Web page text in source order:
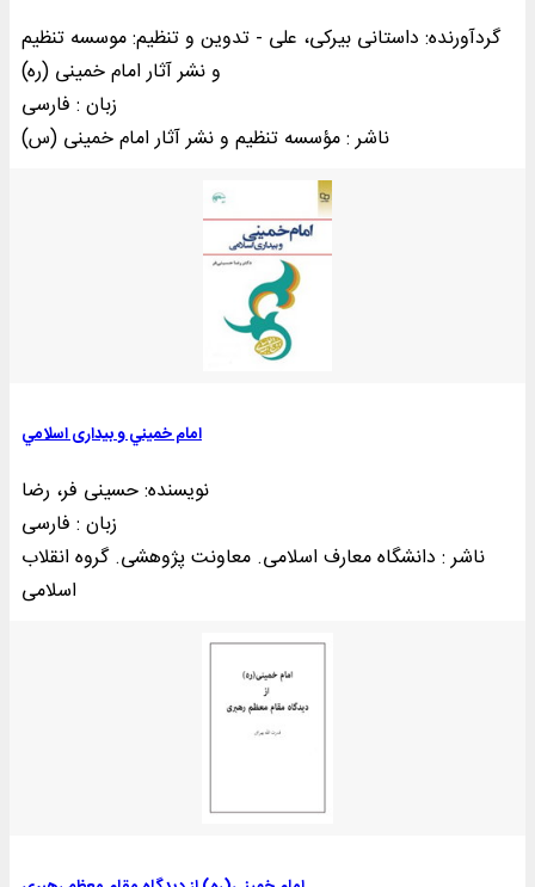
گردآورنده: داستانی بیرکی، علی - تدوین و تنظیم: موسسه تنظیم
و نشر آثار امام خمینی (ره)
زبان : فارسی
ناشر : مؤسسه تنظيم و نشر آثار امام خمينی (س)
امام خميني و بيداری اسلامي
نویسنده: حسینی فر، رضا
زبان : فارسی
ناشر : دانشگاه معارف اسلامی. معاونت پژوهشی. گروه انقلاب
اسلامی